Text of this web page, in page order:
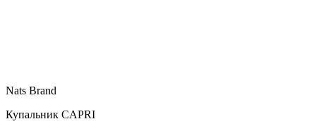
Nats Brand
Купальник CAPRI